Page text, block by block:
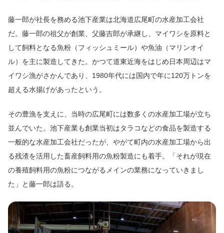
藤一郎が社長を務める池下産業は北海道広尾町の水産加工会社
だ。藤一郎の祖父が創業、父藤吉郎が承継し、マイワシを原料と
して飼料となる魚粉（フィッシュミール）や魚油（マリンオイ
ル）を主に製造してきた。かつて道東近海をはじめ日本周辺はマ
イワシ漁がさかんであり、1980年代には国内で年に120万トンを
超える水揚げがあったという。
その豊漁を支えに、当時の広尾町には数多くの水産加工場が立ち
並んでいた。池下産業も創業当初はタラコなどの食品を製造する
一般的な水産加工会社だったが、やがて町内の水産加工場から出
る残渣を活用した畜産飼料用の魚粉製造にも着手。「それが現在
の養殖飼料用の魚粉につながるメインの業務になっていきまし
た」と藤一郎は語る。